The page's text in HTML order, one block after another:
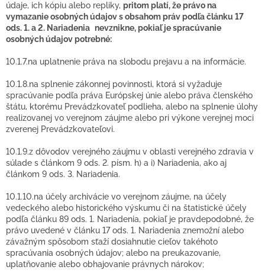
údaje, ich kópiu alebo repliky, pritom platí, že právo na
vymazanie osobných údajov s obsahom práv podľa článku 17
ods. 1. a 2. Nariadenia nevznikne, pokiaľ je spracúvanie
osobných údajov potrebné:
10.1.7.na uplatnenie práva na slobodu prejavu a na informácie.
10.1.8.na splnenie zákonnej povinnosti, ktorá si vyžaduje
spracúvanie podľa práva Európskej únie alebo práva členského
štátu, ktorému Prevádzkovateľ podlieha, alebo na splnenie úlohy
realizovanej vo verejnom záujme alebo pri výkone verejnej moci
zverenej Prevádzkovateľovi.
10.1.9.z dôvodov verejného záujmu v oblasti verejného zdravia v
súlade s článkom 9 ods. 2. písm. h) a i) Nariadenia, ako aj
článkom 9 ods. 3. Nariadenia.
10.1.10.na účely archivácie vo verejnom záujme, na účely
vedeckého alebo historického výskumu či na štatistické účely
podľa článku 89 ods. 1. Nariadenia, pokiaľ je pravdepodobné, že
právo uvedené v článku 17 ods. 1. Nariadenia znemožní alebo
závažným spôsobom sťaží dosiahnutie cieľov takéhoto
spracúvania osobných údajov; alebo na preukazovanie,
uplatňovanie alebo obhajovanie právnych nárokov;